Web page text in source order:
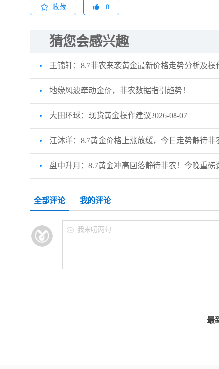
收藏 0
猜您会感兴趣
王锦轩：8.7非农来袭黄金最新价格走势分析及操
地缘风波牵动金价，非农数据指引趋势！
大田环球：现货黄金操作建议2026-08-07
江沐洋：8.7黄金价格上涨放缓，今日走势静待非
盘中升月：8.7黄金冲高回落静待非农！今晚重磅
全部评论 我的评论
我来叨两句
最